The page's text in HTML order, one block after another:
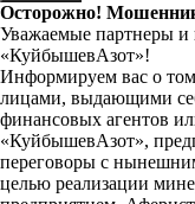
Осторожно!
Уважаемые партнеры
«КуйбышевАзот»!
Информируем вас о
лицами, выдающими
финансовых агентов
«КуйбышевАзот»,
переговоры с
целью реализации